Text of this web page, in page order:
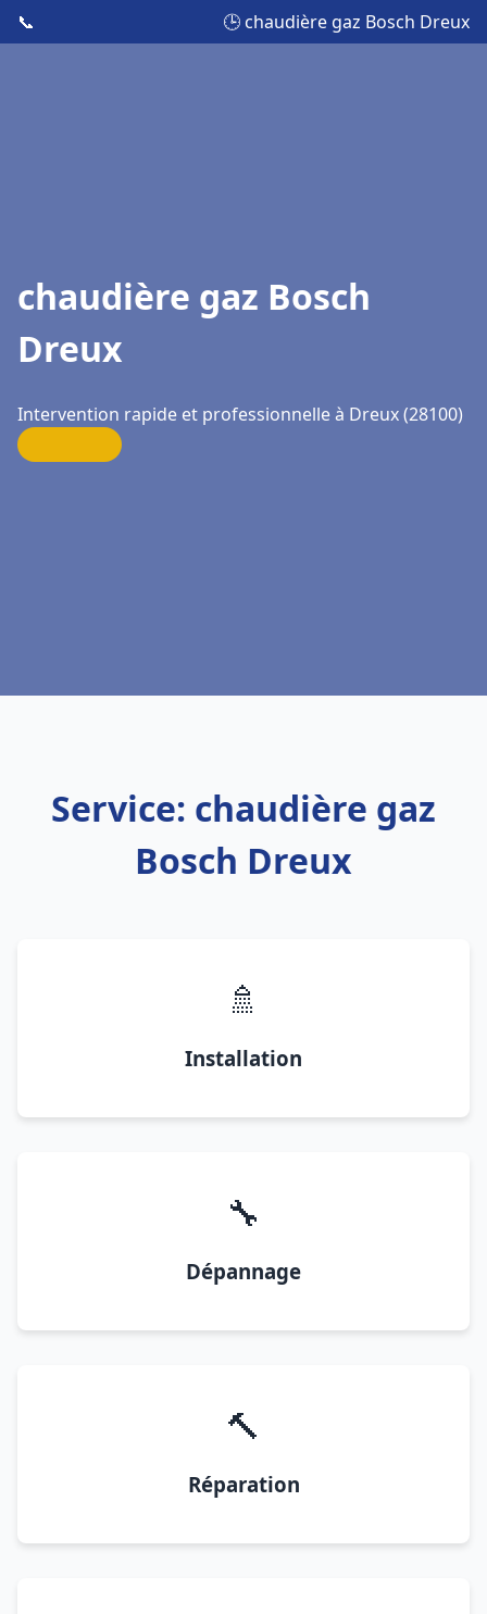
📞 🕒 chaudière gaz Bosch Dreux
chaudière gaz Bosch
Dreux
Intervention rapide et professionnelle à Dreux (28100)
Service: chaudière gaz
Bosch Dreux
🚿
Installation
🔧
Dépannage
🔨
Réparation